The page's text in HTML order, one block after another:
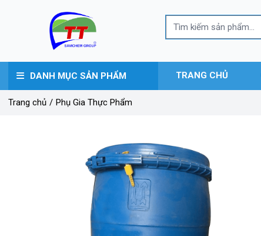
DANH MỤC SẢN PHẨM TRANG CHỦ
Trang chủ / Phụ Gia Thực Phẩm